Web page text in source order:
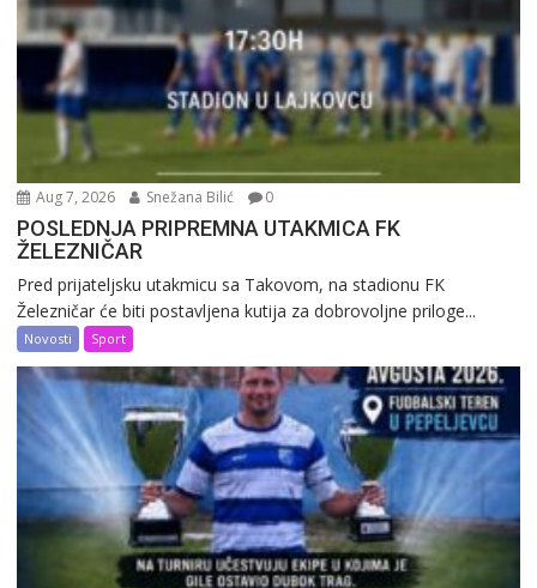
Aug 7, 2026 Snežana Bilić 0
POSLEDNJA PRIPREMNA UTAKMICA FK
ŽELEZNIČAR
Pred prijateljsku utakmicu sa Takovom, na stadionu FK
Železničar će biti postavljena kutija za dobrovoljne priloge...
Novosti Sport